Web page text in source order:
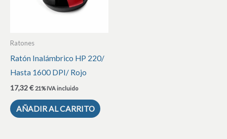
Ratones
Ratón Inalámbrico HP 220/
Hasta 1600 DPI/ Rojo
17,32€ 21% IVA incluido
AÑADIR AL CARRITO